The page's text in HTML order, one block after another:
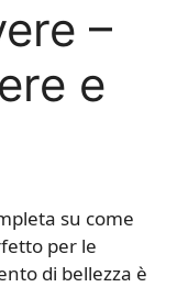
–
e
su come
per le
di bellezza è